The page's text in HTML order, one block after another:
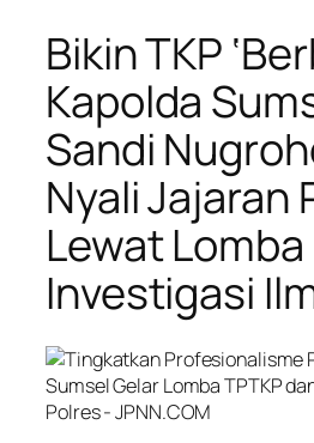
Bikin TKP
Kapolda
Sandi
Nyali Jajaran
Lewat Lomba
Investigasi